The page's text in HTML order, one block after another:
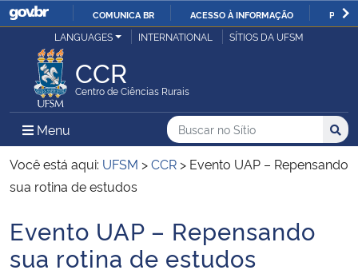
IR
COMUNICA BR ACESSO À INFORMAÇÃO
Ministério da Justiça e Segurança Pública
Ministério da Defesa
Ministério das Relações Exteriores
Ministério da Infraestrutura
LANGUAGES INTERNATIONAL SÍTIOS DA UFSM
CCR
Centro de Ciências Rurais
Menu Menu Principal do Sítio
Busca
Buscar no no Sítio
Busca:
Você está aqui: UFSM >CCR > Evento UAP – Repensando
sua rotina de estudos
Início do conteúdo
Evento UAP – Repensando
sua rotina de estudos